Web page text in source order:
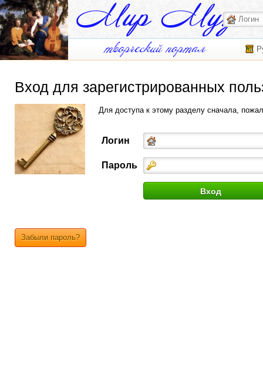
Вход для зарегистрированных
Для доступа к этому разделу сначала,
Логин
Пароль
Забыли пароль?